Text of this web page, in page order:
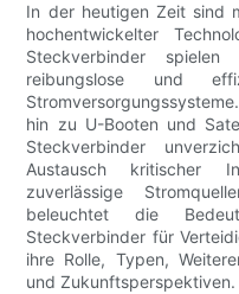
In der heutigen Zeit sind
hochentwickelter
Steckverbinder
reibungslose und
hin zu U-Booten und
Steckverbinder
Austausch kritischer
zuverlässige
beleuchtet die
Steckverbinder für
ihre Rolle, Typen,
und Zukunftsperspektiven.